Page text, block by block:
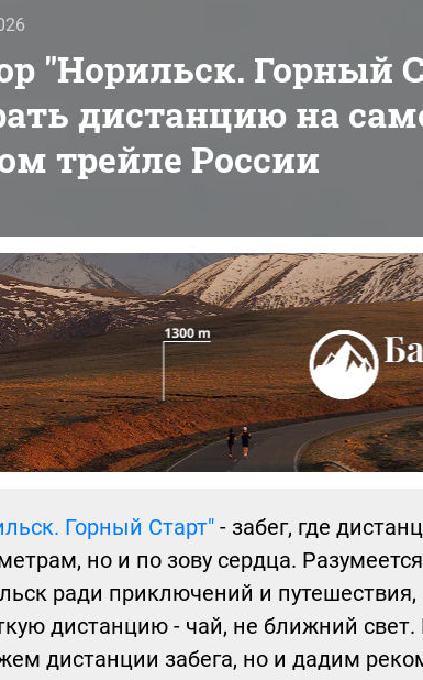
"Норильск. Горный
дистанцию на
трейле России
Горный Старт" - забег, где
но и по зову сердца.
ради приключений и
дистанцию - чай, не ближний
дистанции забега, но и дадим